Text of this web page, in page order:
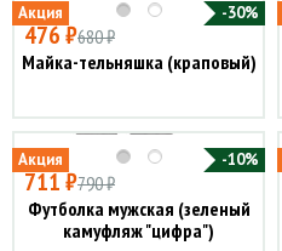
Акция -30%
476 ₽680 ₽
Майка-тельняшка (краповый)
Акция -10%
711 ₽790 ₽
Футболка мужская (зеленый
камуфляж "цифра")